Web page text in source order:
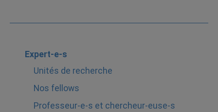
Expert-e-s
Unités de recherche
Nos fellows
Professeur-e-s et chercheur-euse-s